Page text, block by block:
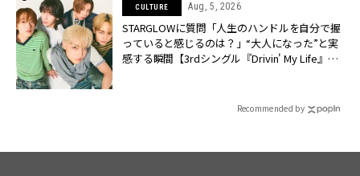
CULTURE Aug, 5, 2026
STARGLOWに質問「人生のハンドルを自分で握
っていると感じるのは？」“大️人になった”と実
感する瞬間【3rdシングル『Drivin' My Life』発
Recommended by